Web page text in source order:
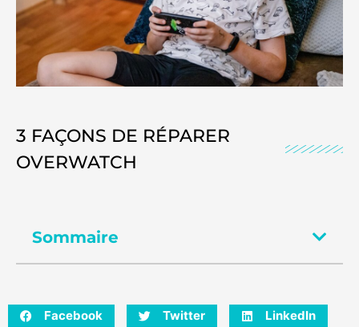
3 FAÇONS DE RÉPARER
OVERWATCH
Sommaire
Facebook Twitter LinkedIn